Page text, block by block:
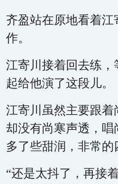
齐盈站在原地看着
作。
江寄川接着回去练
起给他演了这段儿。
江寄川虽然主要跟
却没有尚寒声透，唱
多了些甜润，非常的
“还是太抖了，再接